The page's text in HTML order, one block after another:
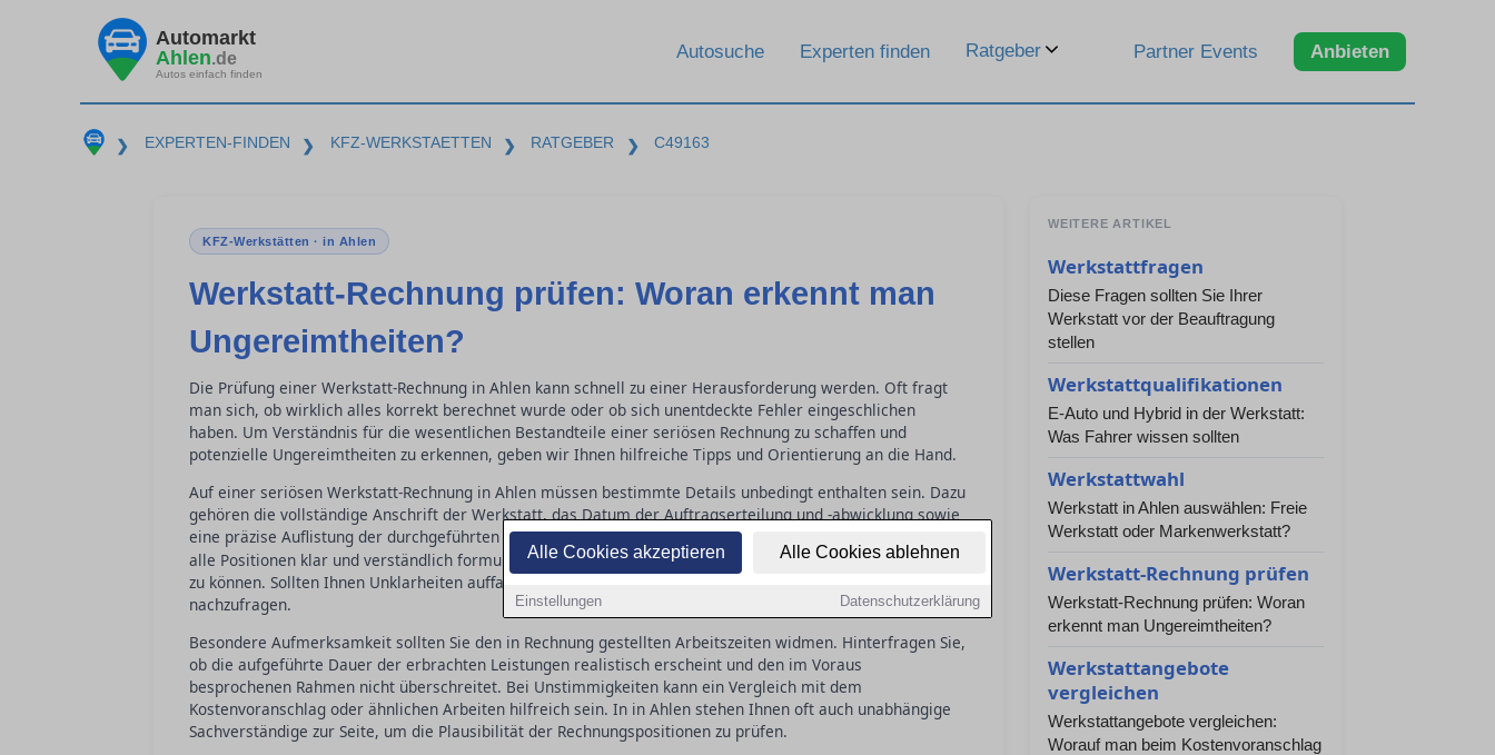
Alle Cookies akzeptieren Alle Cookies ablehnen
Einstellungen Datenschutzerklärung
Automarkt
Ahlen.de
Autos einfach finden
Autosuche Experten finden Ratgeber Partner Events Anbieten
❯ EXPERTEN-FINDEN ❯ KFZ-WERKSTAETTEN ❯ RATGEBER ❯ C49163
KFZ-Werkstätten · in Ahlen
Werkstatt-Rechnung prüfen: Woran erkennt man
Ungereimtheiten?
Die Prüfung einer Werkstatt-Rechnung in Ahlen kann schnell zu einer Herausforderung werden. Oft fragt
man sich, ob wirklich alles korrekt berechnet wurde oder ob sich unentdeckte Fehler eingeschlichen
haben. Um Verständnis für die wesentlichen Bestandteile einer seriösen Rechnung zu schaffen und
potenzielle Ungereimtheiten zu erkennen, geben wir Ihnen hilfreiche Tipps und Orientierung an die Hand.
Auf einer seriösen Werkstatt-Rechnung in Ahlen müssen bestimmte Details unbedingt enthalten sein. Dazu
gehören die vollständige Anschrift der Werkstatt, das Datum der Auftragserteilung und -abwicklung sowie
eine präzise Auflistung der durchgeführten Arbeiten und verwendeten Ersatzteile
alle Positionen klar und verständlich formuliert sind, um mögliche Ungereimtheiten schnell identifizieren
zu können. Sollten Ihnen Unklarheiten auffallen, zögern Sie nicht, direkt in der Werkstatt in Ahlen
nachzufragen.
Besondere Aufmerksamkeit sollten Sie den in Rechnung gestellten Arbeitszeiten widmen. Hinterfragen Sie,
ob die aufgeführte Dauer der erbrachten Leistungen realistisch erscheint und den im Voraus
besprochenen Rahmen nicht überschreitet. Bei Unstimmigkeiten kann ein Vergleich mit dem
Kostenvoranschlag oder ähnlichen Arbeiten hilfreich sein. In in Ahlen stehen Ihnen oft auch unabhängige
Sachverständige zur Seite, um die Plausibilität der Rechnungspositionen zu prüfen.
WEITERE ARTIKEL
Werkstattfragen
Diese Fragen sollten Sie Ihrer
Werkstatt vor der Beauftragung
stellen
Werkstattqualifikationen
E-Auto und Hybrid in der Werkstatt:
Was Fahrer wissen sollten
Werkstattwahl
Werkstatt in Ahlen auswählen: Freie
Werkstatt oder Markenwerkstatt?
Werkstatt-Rechnung prüfen
Werkstatt-Rechnung prüfen: Woran
erkennt man Ungereimtheiten?
Werkstattangebote
vergleichen
Werkstattangebote vergleichen:
Worauf man beim Kostenvoranschlag